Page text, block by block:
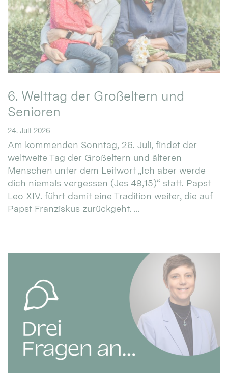
6. Welttag der Großeltern und
Senioren
24. Juli 2026
Am kommenden Sonntag, 26. Juli, findet der
weltweite Tag der Großeltern und älteren
Menschen unter dem Leitwort „Ich aber werde
dich niemals vergessen (Jes 49,15)“ statt. Papst
Leo XIV. führt damit eine Tradition weiter, die auf
Papst Franziskus zurückgeht. ...